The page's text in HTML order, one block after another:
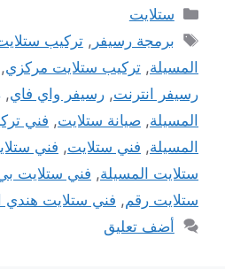
التصنيفات
ستلايت
الوسوم
برمجة رسيفر ,تركيب
المسيلة, تركيب ستلايت مركزي,
رسيفر انترنت, رسيفر واي فاي,
المسيلة, صيانة ستلايت, فني
المسيلة, فني ستلايت, فني ستلايت 24
ستلايت المسيلة, فني ستلايت
ستلايت رقم, فني ستلايت هندي
أضف تعليق